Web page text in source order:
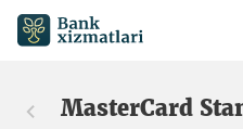
MasterCard